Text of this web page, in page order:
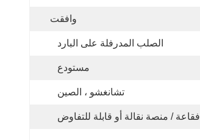
وافقت
الصلب المدرفلة على البارد
مستودع
تشانغشو ، الصين
فقاعة / منصة نقالة أو قابلة للتفاوض